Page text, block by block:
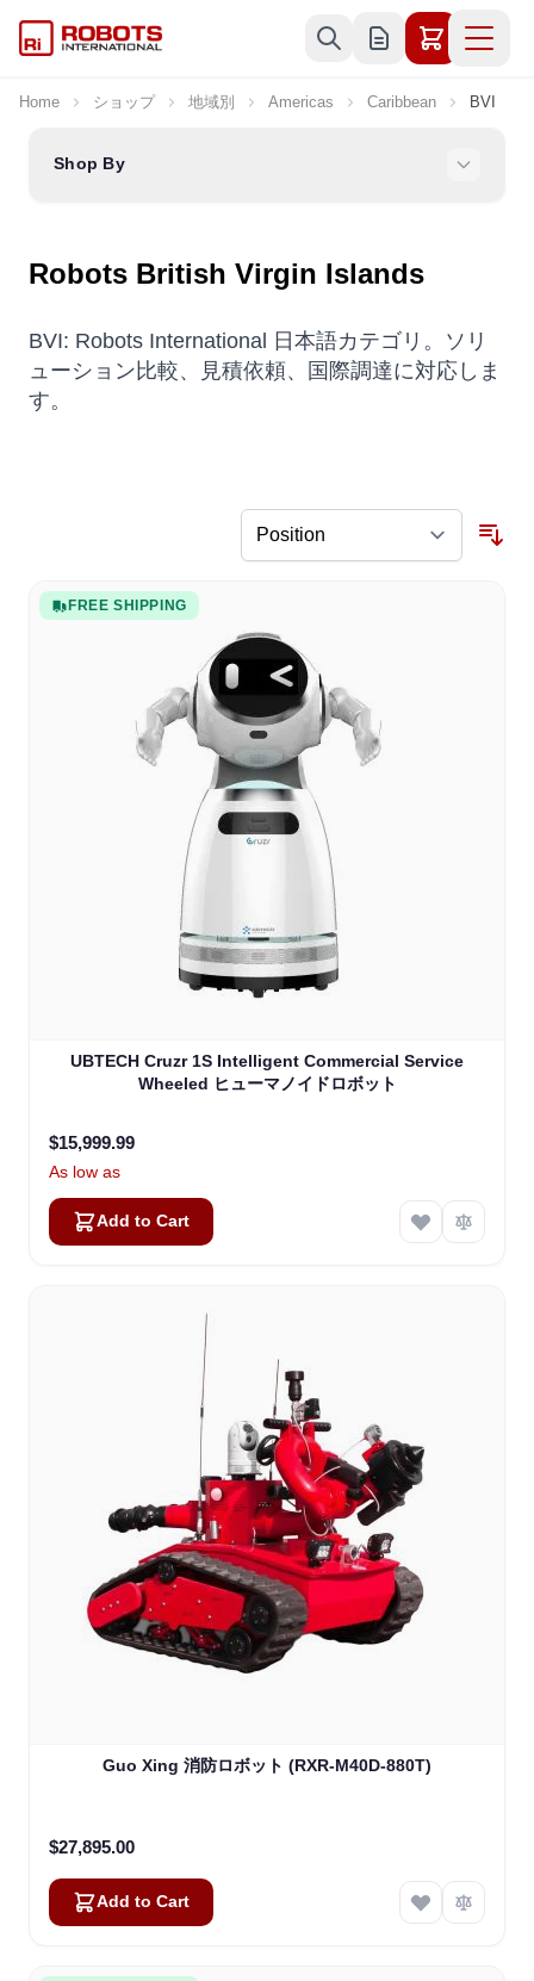
Home ショップ 地域別 Americas Caribbean BVI
Shop By
Robots British Virgin Islands
BVI: Robots International 日本語カテゴリ。ソリ
ューション比較、見積依頼、国際調達に対応しま
す。
FREE SHIPPING
UBTECH Cruzr 1S Intelligent Commercial Service
Wheeled ヒューマノイドロボット
$15,999.99
As low as
Add to Cart
Guo Xing 消防ロボット (RXR-M40D-880T)
$27,895.00
Add to Cart